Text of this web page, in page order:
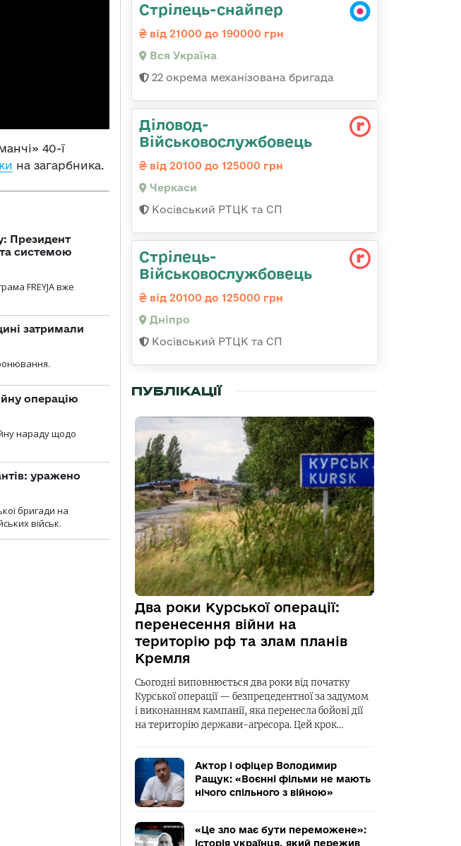
40-ї
на загарбника.
Президент
системою
FREYJA вже
затримали
операцію
нараду щодо
уражено
бригади на
військ.
Стрілець-снайпер
від 21000 до 190000 грн
Вся Україна
22 окрема механізована бригада
Діловод-
Військовослужбовець
від 20100 до 125000 грн
Черкаси
Косівський РТЦК та СП
Стрілець-
Військовослужбовець
від 20100 до 125000 грн
Дніпро
Косівський РТЦК та СП
ПУБЛІКАЦІЇ
Два роки Курської операції:
перенесення війни на
територію рф та злам планів
Кремля
Сьогодні виповнюється два роки від початку
Курської операції — безпрецедентної за задумом
і виконанням кампанії, яка перенесла бойові дії
на територію держави-агресора. Цей крок…
Актор і офіцер Володимир
Ращук: «Воєнні фільми не мають
нічого спільного з війною»
«Це зло має бути переможене»:
історія українця, який пережив